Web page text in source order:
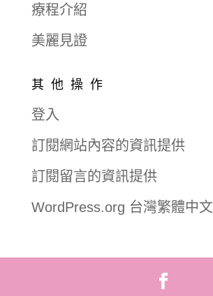
療程介紹
美麗見證
其他操作
登入
訂閱網站內容的資訊提供
訂閱留言的資訊提供
WordPress.org 台灣繁體中文